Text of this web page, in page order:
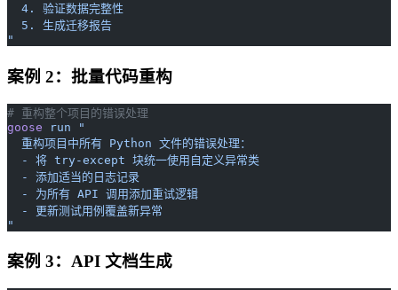
  4. 验证数据完整性
  5. 生成迁移报告
"
案例 2：批量代码重构
# 重构整个项目的错误处理
goose run "
  重构项目中所有 Python 文件的错误处理：
  - 将 try-except 块统一使用自定义异常类
  - 添加适当的日志记录
  - 为所有 API 调用添加重试逻辑
  - 更新测试用例覆盖新异常
"
案例 3：API 文档生成